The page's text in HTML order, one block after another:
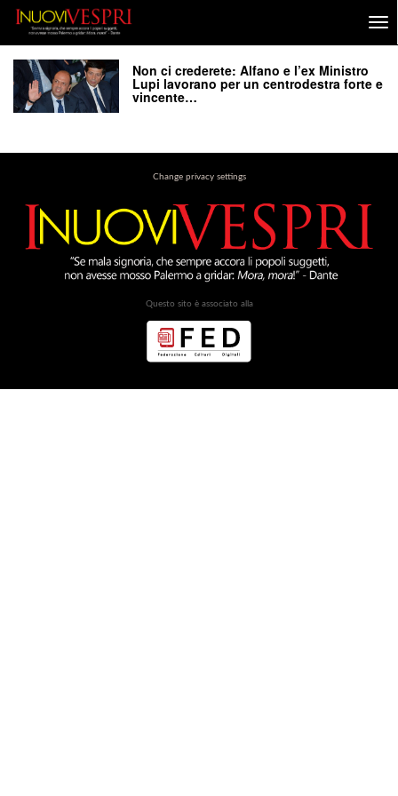
Non ci crederete: Alfano e l’ex Ministro
Lupi lavorano per un centrodestra forte e
vincente…
Change privacy settings
Questo sito è associato alla